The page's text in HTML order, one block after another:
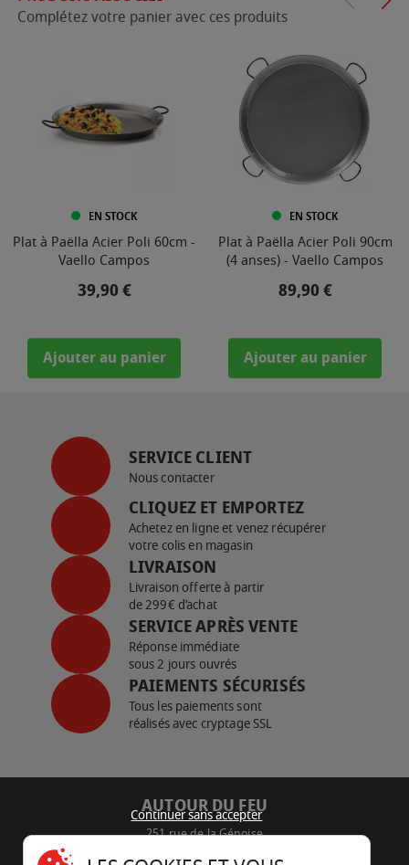
Complétez votre panier avec ces produits
EN STOCK
Plat à Paëlla Acier Poli 60cm -
Vaello Campos
Prix
39,90 €
Ajouter au panier
EN STOCK
Plat à Paëlla Acier Poli 90cm
(4 anses) - Vaello Campos
Prix
89,90 €
Ajouter au panier
SERVICE CLIENT
Nous contacter
CLIQUEZ ET EMPORTEZ
Achetez en ligne et venez récupérer
votre colis en magasin
LIVRAISON
Livraison offerte à partir
de 299€ d’achat
SERVICE APRÈS VENTE
Réponse immédiate
sous 2 jours ouvrés
PAIEMENTS SÉCURISÉS
Tous les paiements sont
réalisés avec cryptage SSL
AUTOUR DU FEU
251 rue de la Génoise
Continuer sans accepter